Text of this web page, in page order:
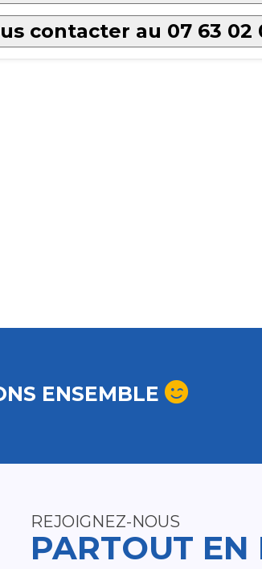
contacter au 07 63 02
ENSEMBLE
REJOIGNEZ-NOUS
PARTOUT EN